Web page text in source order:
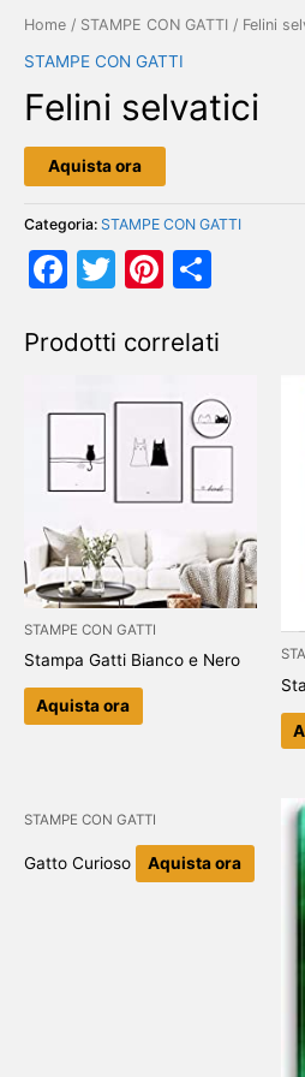
Home / STAMPE CON GATTI / Felini
STAMPE CON GATTI
Felini selvatici
Aquista ora
Categoria: STAMPE CON GATTI
Facebook
TwitterPinterest
Prodotti correlati
STAMPE CON GATTI
Stampa Gatti Bianco e Nero
Aquista ora
STAMPE CON GATTI
Gatto Curioso Aquista ora